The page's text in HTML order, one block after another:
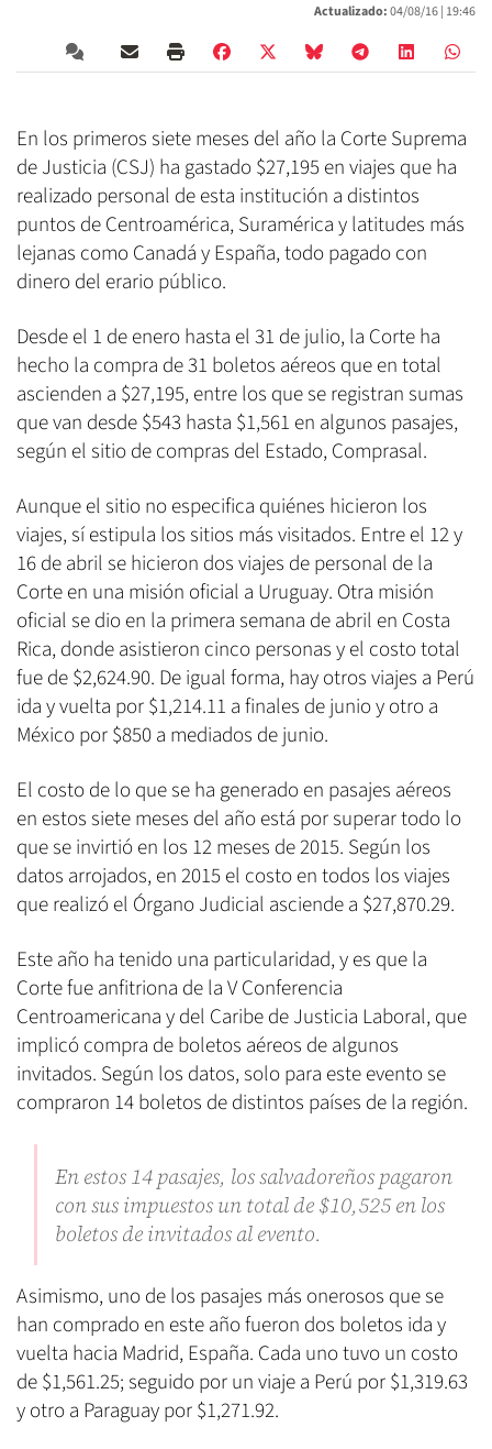
Actualizado:04/08/16 | 19:46
En los primeros siete meses del año la Corte Suprema
de Justicia (CSJ) ha gastado $27,195 en viajes que ha
realizado personal de esta institución a distintos
puntos de Centroamérica, Suramérica y latitudes más
lejanas como Canadá y España, todo pagado con
dinero del erario público.
Desde el 1 de enero hasta el 31 de julio, la Corte ha
hecho la compra de 31 boletos aéreos que en total
ascienden a $27,195, entre los que se registran sumas
que van desde $543 hasta $1,561 en algunos pasajes,
según el sitio de compras del Estado, Comprasal.
Aunque el sitio no especifica quiénes hicieron los
viajes, sí estipula los sitios más visitados. Entre el 12 y
16 de abril se hicieron dos viajes de personal de la
Corte en una misión oficial a Uruguay. Otra misión
oficial se dio en la primera semana de abril en Costa
Rica, donde asistieron cinco personas y el costo total
fue de $2,624.90. De igual forma, hay otros viajes a Perú
ida y vuelta por $1,214.11 a finales de junio y otro a
México por $850 a mediados de junio.
El costo de lo que se ha generado en pasajes aéreos
en estos siete meses del año está por superar todo lo
que se invirtió en los 12 meses de 2015. Según los
datos arrojados, en 2015 el costo en todos los viajes
que realizó el Órgano Judicial asciende a $27,870.29.
Este año ha tenido una particularidad, y es que la
Corte fue anfitriona de la V Conferencia
Centroamericana y del Caribe de Justicia Laboral, que
implicó compra de boletos aéreos de algunos
invitados. Según los datos, solo para este evento se
compraron 14 boletos de distintos países de la región.
En estos 14 pasajes, los salvadoreños pagaron
con sus impuestos un total de $10,525 en los
boletos de invitados al evento.
Asimismo, uno de los pasajes más onerosos que se
han comprado en este año fueron dos boletos ida y
vuelta hacia Madrid, España. Cada uno tuvo un costo
de $1,561.25; seguido por un viaje a Perú por $1,319.63
y otro a Paraguay por $1,271.92.